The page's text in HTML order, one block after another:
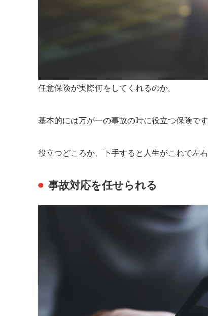
任意保険が実際何をしてくれるのか。
基本的には万が一の事故の時に役立つ保険です
役立つどころか、下手すると人生がこれで左右
事故対応を任せられる